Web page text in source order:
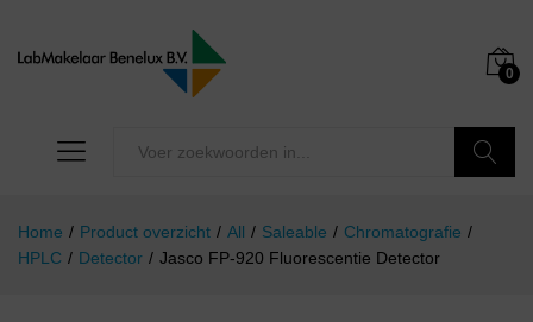
0
Home / Product overzicht / All / Saleable / Chromatografie /
HPLC / Detector / Jasco FP-920 Fluorescentie Detector